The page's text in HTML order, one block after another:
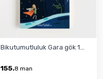
Bikutumutluluk Gara gök 1...
155.8 man